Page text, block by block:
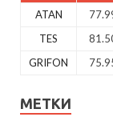
ATAN
TES
GRIFON
МЕТКИ